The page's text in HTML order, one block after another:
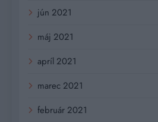
jún 2021
máj 2021
apríl 2021
marec 2021
február 2021